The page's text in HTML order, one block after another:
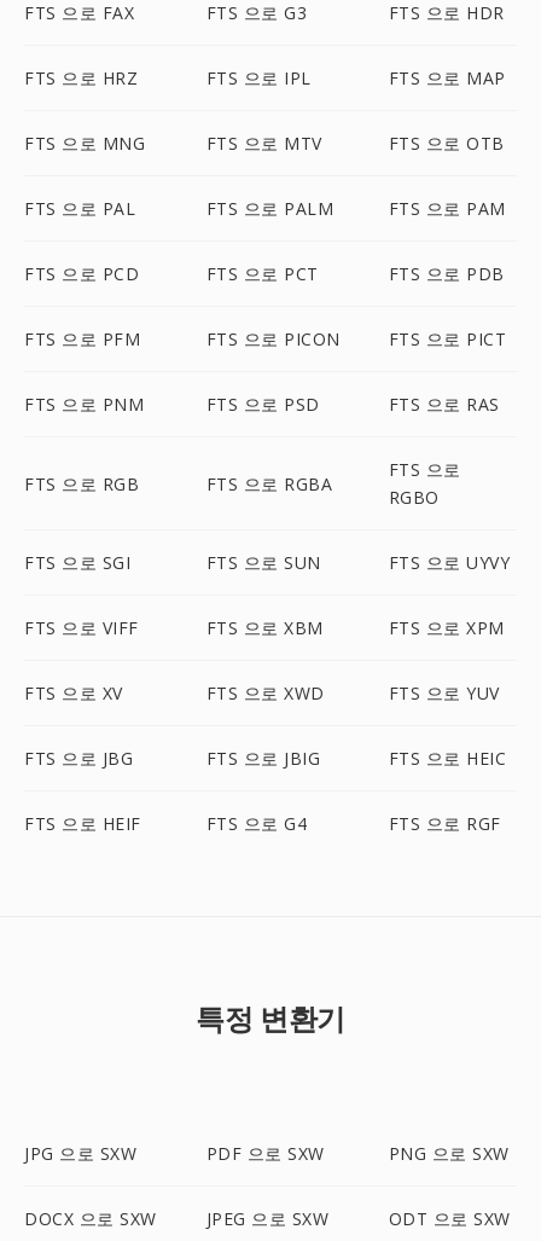
FTS 으로 FAX FTS 으로 G3 FTS 으로 HDR
FTS 으로 HRZ FTS 으로 IPL FTS 으로 MAP
FTS 으로 MNG FTS 으로 MTV FTS 으로 OTB
FTS 으로 PAL FTS 으로 PALM FTS 으로 PAM
FTS 으로 PCD FTS 으로 PCT FTS 으로 PDB
FTS 으로 PFM FTS 으로 PICON FTS 으로 PICT
FTS 으로 PNM FTS 으로 PSD FTS 으로 RAS
FTS 으로 RGB FTS 으로 RGBA
FTS 으로
RGBO
FTS 으로 SGI FTS 으로 SUN FTS 으로 UYVY
FTS 으로 VIFF FTS 으로 XBM FTS 으로 XPM
FTS 으로 XV FTS 으로 XWD FTS 으로 YUV
FTS 으로 JBG FTS 으로 JBIG FTS 으로 HEIC
FTS 으로 HEIF FTS 으로 G4 FTS 으로 RGF
특정 변환기
JPG 으로 SXW PDF 으로 SXW PNG 으로 SXW
DOCX 으로 SXW JPEG 으로 SXW ODT 으로 SXW